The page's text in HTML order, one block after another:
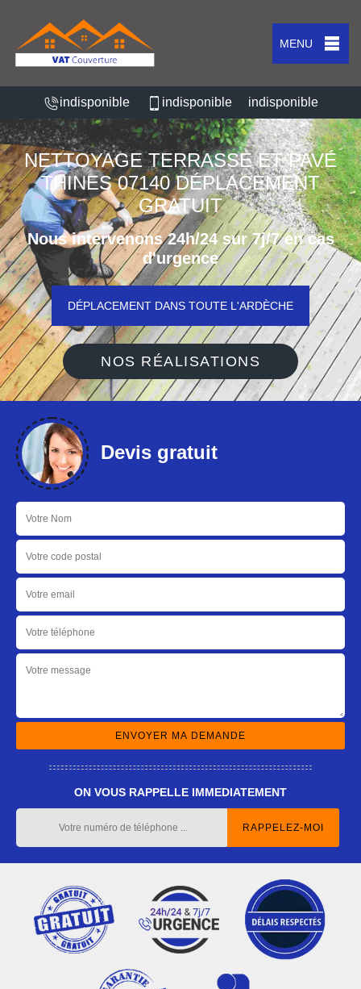
MENU
indisponible indisponible indisponible
NETTOYAGE TERRASSE ET PAVÉ
THINES 07140 DÉPLACEMENT
GRATUIT
Nous intervenons 24h/24 sur 7j/7 en cas
d'urgence
DÉPLACEMENT DANS TOUTE L'ARDÈCHE
NOS RÉALISATIONS
Devis gratuit
ON VOUS RAPPELLE IMMEDIATEMENT